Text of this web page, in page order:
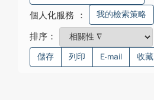
個人化服務 ： 我的檢索策略
排序：
儲存 列印 E-mail 收藏